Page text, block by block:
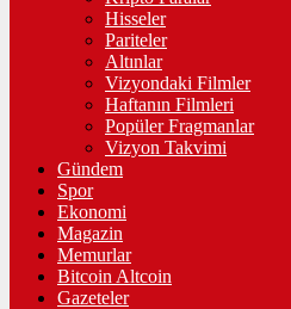
Hisseler
Pariteler
Altınlar
Vizyondaki Filmler
Haftanın Filmleri
Popüler Fragmanlar
Vizyon Takvimi
Gündem
Spor
Ekonomi
Magazin
Memurlar
Bitcoin Altcoin
Gazeteler